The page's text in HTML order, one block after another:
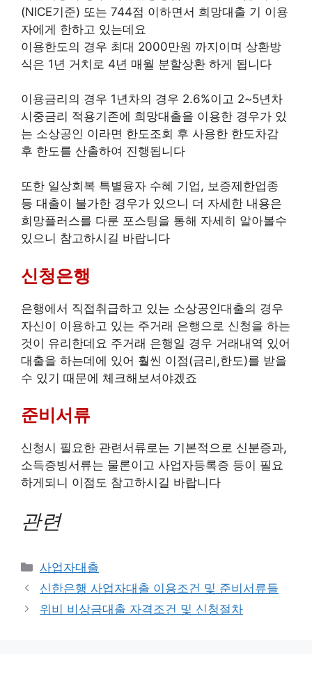
(NICE기준) 또는 744점 이하면서 희망대출 기 이용
자에게 한하고 있는데요
이용한도의 경우 최대 2000만원 까지이며 상환방
식은 1년 거치로 4년 매월 분할상환 하게 됩니다
이용금리의 경우 1년차의 경우 2.6%이고 2~5년차
시중금리 적용기존에 희망대출을 이용한 경우가 있
는 소상공인 이라면 한도조회 후 사용한 한도차감
후 한도를 산출하여 진행됩니다
또한 일상회복 특별융자 수혜 기업, 보증제한업종
등 대출이 불가한 경우가 있으니 더 자세한 내용은
희망플러스를 다룬 포스팅을 통해 자세히 알아볼수
있으니 참고하시길 바랍니다
신청은행
은행에서 직접취급하고 있는 소상공인대출의 경우
자신이 이용하고 있는 주거래 은행으로 신청을 하는
것이 유리한데요 주거래 은행일 경우 거래내역 있어
대출을 하는데에 있어 훨씬 이점(금리,한도)를 받을
수 있기 때문에 체크해보셔야겠죠
준비서류
신청시 필요한 관련서류로는 기본적으로 신분증과,
소득증빙서류는 물론이고 사업자등록증 등이 필요
하게되니 이점도 참고하시길 바랍니다
관련
Categories
사업자대출
Post
navigation
신한은행 사업자대출 이용조건 및 준비서류들
위비 비상금대출 자격조건 및 신청절차